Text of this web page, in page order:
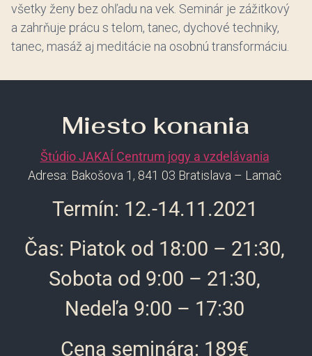
všetky ženy bez ohľadu na vek. Seminár je zážitkový
a zahrňuje prácu s telom, tanec, dychové techniky,
tanec, masáž aj meditácie na osobnú transformáciu.
Miesto konania
Štúdio JAKAÍ Centrum jogy a vzdelávania
Adresa: Bakošova 1, 841 03 Bratislava – Lamač
Termín: 12.-14.11.2021
Čas: Piatok od 18:00 – 21:30,
Sobota od 9:00 – 21:30,
Nedeľa 9:00 – 17:30
Cena seminára: 189€